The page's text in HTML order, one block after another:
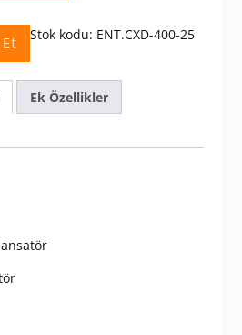
Stok kodu: ENT.CXD-400-25
Ek Özellikler